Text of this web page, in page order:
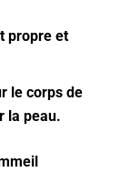
propre et
le corps de
la peau.